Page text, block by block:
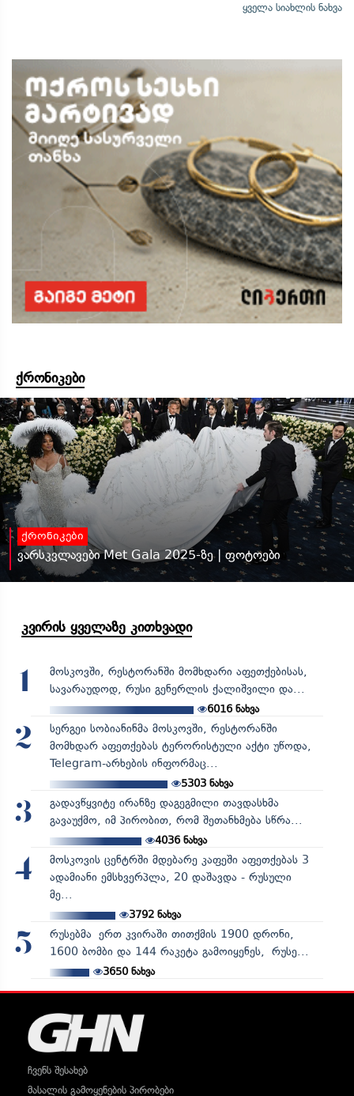
ყველა სიახლის ნახვა
ქრონიკები
ქრონიკები
ვარსკვლავები Met Gala 2025-ზე | ფოტოები
კვირის ყველაზე კითხვადი
1
მოსკოვში, რესტორანში მომხდარი აფეთქებისას,
სავარაუდოდ, რუსი გენერლის ქალიშვილი და...
6016ნახვა
2
სერგეი სობიანინმა მოსკოვში, რესტორანში
მომხდარ აფეთქებას ტერორისტული აქტი უწოდა,
Telegram-არხების ინფორმაც...
5303ნახვა
3
გადავწყვიტე ირანზე დაგეგმილი თავდასხმა
გავაუქმო, იმ პირობით, რომ შეთანხმება სწრა...
4036ნახვა
4
მოსკოვის ცენტრში მდებარე კაფეში აფეთქებას 3
ადამიანი ემსხვერპლა, 20 დაშავდა - რუსული
მე...
3792ნახვა
5
რუსებმა ერთ კვირაში თითქმის 1900 დრონი,
1600 ბომბი და 144 რაკეტა გამოიყენეს, რუსე...
3650ნახვა
ჩვენს შესახებ
მასალის გამოყენების პირობები